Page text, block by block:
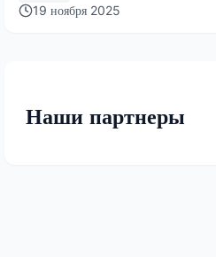
19 ноября 2025
Наши партнеры